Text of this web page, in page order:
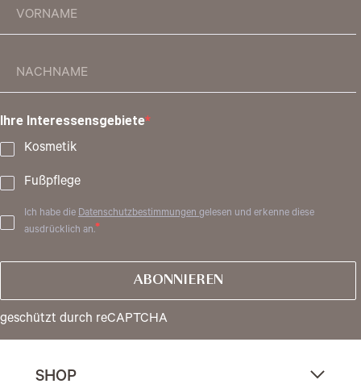
Ihre Interessensgebiete
Kosmetik
Fußpflege
Ich habe die Datenschutzbestimmungengelesen und erkenne diese
ausdrücklich an.
ABONNIEREN
geschützt durch reCAPTCHA
SHOP